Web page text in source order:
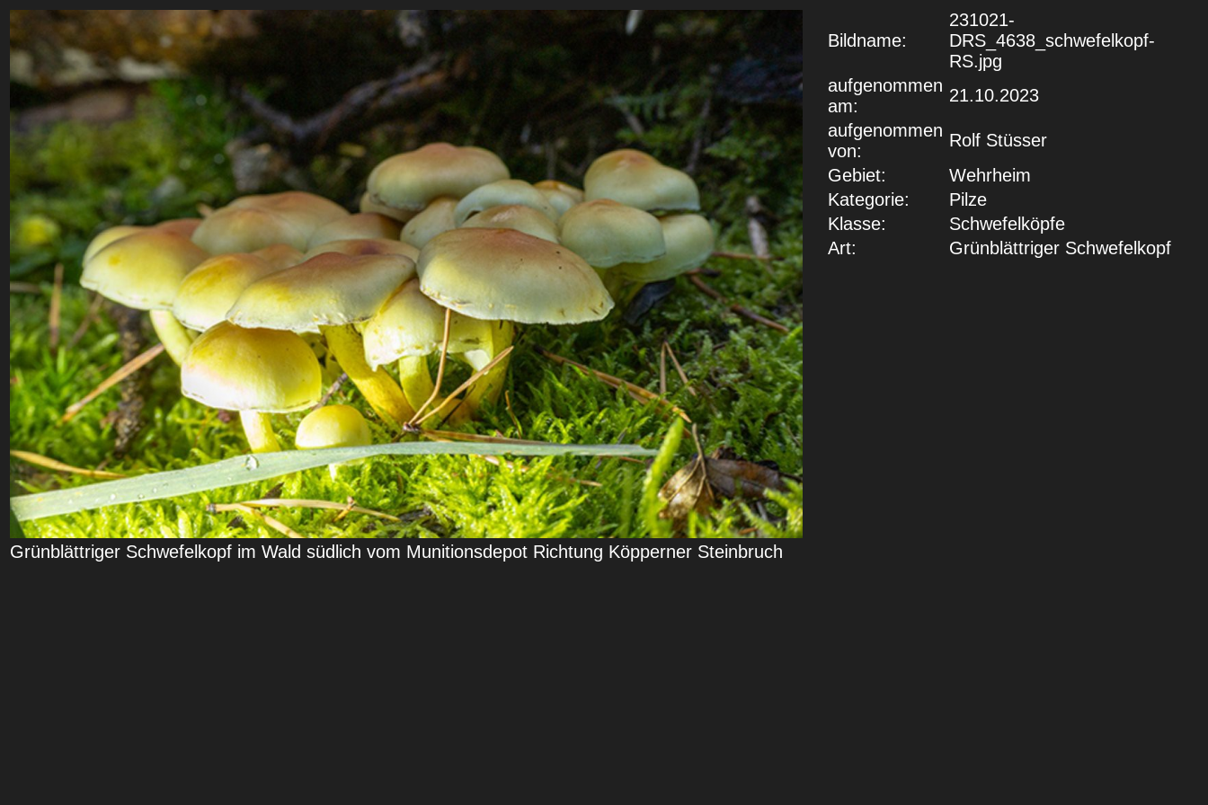
Bildname:
231021-
DRS_4638_schwefelkopf-
RS.jpg
aufgenommen
am:
21.10.2023
aufgenommen
von:
Rolf Stüsser
Gebiet:
Wehrheim
Kategorie:
Pilze
Klasse:
Schwefelköpfe
Art:
Grünblättriger Schwefelkopf
Grünblättriger Schwefelkopf im Wald südlich vom Munitionsdepot Richtung Köpperner Steinbruch